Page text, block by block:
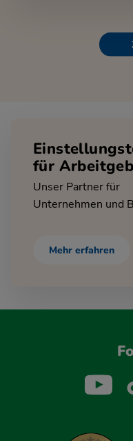
für
Unser Partner für
Unternehmen und
Mehr erfahren